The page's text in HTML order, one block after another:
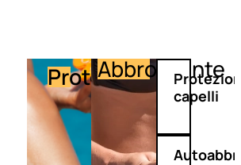
Protezione
Abbronzante
capelli